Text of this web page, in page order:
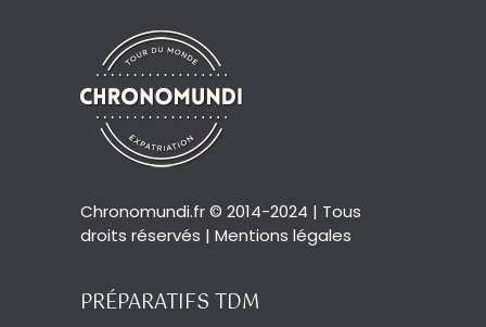
Chronomundi.fr © 2014-2024 | Tous
droits réservés | Mentions légales
PRÉPARATIFS TDM